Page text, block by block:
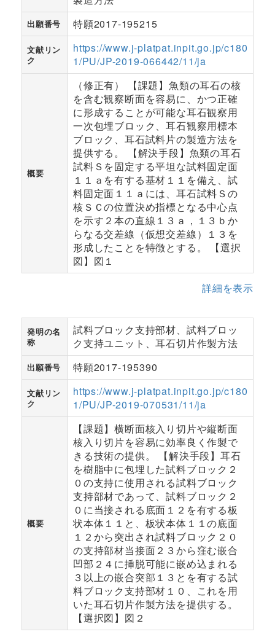
出願番号 特願2017-195215
文献リン
ク
https://www.j-platpat.inpit.go.jp/c180
1/PU/JP-2019-066442/11/ja
概要
（修正有） 【課題】魚類の耳石の核
を含む観察断面を容易に、かつ正確
に形成することが可能な耳石観察用
一次包埋ブロック、耳石観察用標本
ブロック、耳石試料片の製造方法を
提供する。 【解決手段】魚類の耳石
試料Ｓを固定する平坦な試料固定面
１１ａを有する基材１１を備え、試
料固定面１１ａには、耳石試料Ｓの
核ＳＣの位置決め指標となる中心点
を示す２本の直線１３ａ，１３ｂか
らなる交差線（仮想交差線）１３を
形成したことを特徴とする。 【選択
図】図１
詳細を表示
発明の名
称
試料ブロック支持部材、試料ブロッ
ク支持ユニット、耳石切片作製方法
出願番号 特願2017-195390
文献リン
ク
https://www.j-platpat.inpit.go.jp/c180
1/PU/JP-2019-070531/11/ja
概要
【課題】横断面核入り切片や縦断面
核入り切片を容易に効率良く作製で
きる技術の提供。 【解決手段】耳石
を樹脂中に包埋した試料ブロック２
０の支持に使用される試料ブロック
支持部材であって、試料ブロック２
０に当接される底面１２を有する板
状本体１１と、板状本体１１の底面
１２から突出され試料ブロック２０
の支持部材当接面２３から窪む嵌合
凹部２４に挿脱可能に嵌め込まれる
３以上の嵌合突部１３とを有する試
料ブロック支持部材１０、これを用
いた耳石切片作製方法を提供する。
【選択図】図２